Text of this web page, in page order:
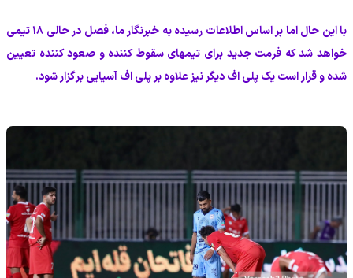
با این حال اما بر اساس اطلاعات رسیده به خبرنگار ما، فصل در حالی ۱۸ تیمی
خواهد شد که فرمت جدید برای تیمهای سقوط کننده و صعود کننده تعیین
شده و قرار است یک پلی اف دیگر نیز علاوه بر پلی اف آسیایی برگزار شود.